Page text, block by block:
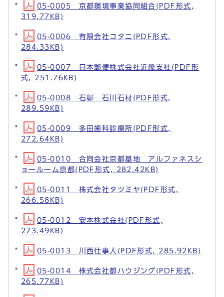
05-0005 京都環境事業協同組合(PDF形式,
319.77KB)
05-0006 有限会社コタニ(PDF形式,
284.33KB)
05-0007 日本郵便株式会社近畿支社(PDF形
式, 251.76KB)
05-0008 石彰 石川石材(PDF形式,
289.59KB)
05-0009 多田歯科診療所(PDF形式,
272.64KB)
05-0010 合同会社京都基地 アルファネスシ
ョールーム京都(PDF形式, 282.42KB)
05-0011 株式会社タツミヤ(PDF形式,
266.58KB)
05-0012 安本株式会社(PDF形式,
273.49KB)
05-0013 川西仕事人(PDF形式, 285.92KB)
05-0014 株式会社都ハウジング(PDF形式,
265.77KB)